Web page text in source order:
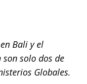
Bali y el
solo dos de
Globales.